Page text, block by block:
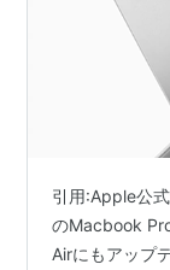
引用:Apple公
のMacbook
Airにもアップ